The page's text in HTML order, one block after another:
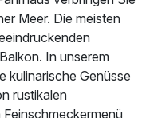
Meer. Die meisten
In unserem
kulinarische Genüsse
rustikalen